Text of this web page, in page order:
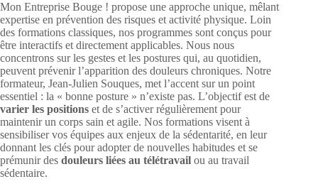
Mon Entreprise Bouge ! propose une approche unique, mêlant
expertise en prévention des risques et activité physique. Loin
des formations classiques, nos programmes sont conçus pour
être interactifs et directement applicables. Nous nous
concentrons sur les gestes et les postures qui, au quotidien,
peuvent prévenir l’apparition des douleurs chroniques. Notre
formateur, Jean-Julien Souques, met l’accent sur un point
essentiel : la « bonne posture » n’existe pas. L’objectif est de
varier les positions et de s’activer régulièrement pour
maintenir un corps sain et agile. Nos formations visent à
sensibiliser vos équipes aux enjeux de la sédentarité, en leur
donnant les clés pour adopter de nouvelles habitudes et se
prémunir des douleurs liées au télétravail ou au travail
sédentaire.